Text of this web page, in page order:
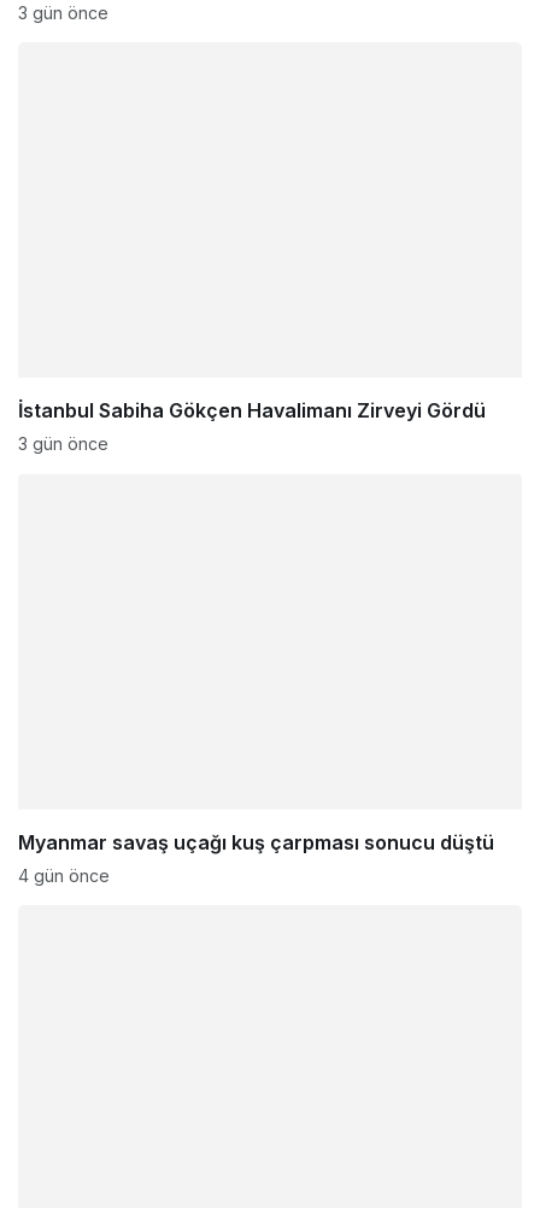
3 gün önce
İstanbul Sabiha Gökçen Havalimanı Zirveyi Gördü
3 gün önce
Myanmar savaş uçağı kuş çarpması sonucu düştü
4 gün önce